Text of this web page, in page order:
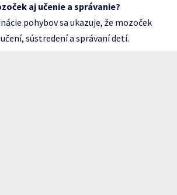
aj učenie a správanie?
pohybov sa ukazuje, že mozoček
sústredení a správaní detí.